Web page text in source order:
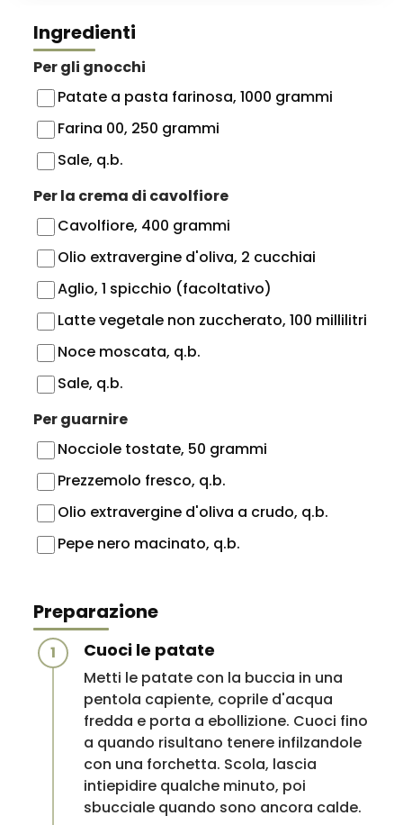
Ingredienti
Per gli gnocchi
Patate a pasta farinosa, 1000 grammi
Farina 00, 250 grammi
Sale, q.b.
Per la crema di cavolfiore
Cavolfiore, 400 grammi
Olio extravergine d'oliva, 2 cucchiai
Aglio, 1 spicchio (facoltativo)
Latte vegetale non zuccherato, 100 millilitri
Noce moscata, q.b.
Sale, q.b.
Per guarnire
Nocciole tostate, 50 grammi
Prezzemolo fresco, q.b.
Olio extravergine d'oliva a crudo, q.b.
Pepe nero macinato, q.b.
Preparazione
1 Cuoci le patate
Metti le patate con la buccia in una
pentola capiente, coprile d'acqua
fredda e porta a ebollizione. Cuoci fino
a quando risultano tenere infilzandole
con una forchetta. Scola, lascia
intiepidire qualche minuto, poi
sbucciale quando sono ancora calde.